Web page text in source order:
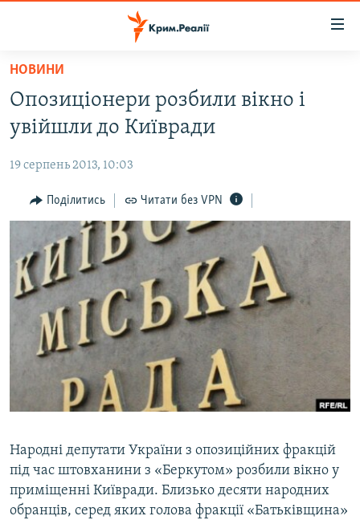
Перейти
основного
матеріалу
Перейти
до
навігації
Перейти
пошуку
ВОДА.КРИМ
ПОЛІТИКА
БЛОГИ
ПОГЛЯД
ІНТЕРВ'Ю
ВСЕ ЗА ДЕНЬ
СПЕЦПРОЕКТИ
ДЕПОРТАЦІЯ
ВІДЕОУРОКИ «ELIFBE»
СВІДЧЕННЯ ОКУПАЦІЇ
ІНФОГРАФІКА
ЯК ОБІЙТИ БЛОКУВАННЯ
Русский
Qırımtatar
ДОЛУЧАЙСЯ!
НОВИНИ
Опозиціонери розбили вікно і
увійшли до Київради
19 серпень 2013, 10:03
Поділитись Читати без VPN
Народні депутати України з опозиційних фракцій
під час штовханини з «Беркутом» розбили вікно у
приміщенні Київради. Близько десяти народних
обранців, серед яких голова фракції «Батьківщина»